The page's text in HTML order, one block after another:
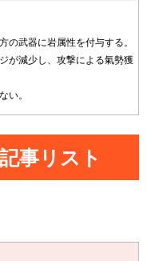
の武器に岩属性を付与する。
が減少し、攻撃による氣勢獲
い。
事リスト